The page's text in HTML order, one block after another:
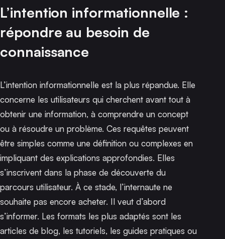
L’intention informationnelle :
répondre au besoin de
connaissance
L’intention informationnelle est la plus répandue. Elle
concerne les utilisateurs qui cherchent avant tout à
obtenir une information, à comprendre un concept
ou à résoudre un problème. Ces requêtes peuvent
être simples comme une définition ou complexes en
impliquant des explications approfondies. Elles
s’inscrivent dans la phase de découverte du
parcours utilisateur. À ce stade, l’internaute ne
souhaite pas encore acheter. Il veut d’abord
s’informer. Les formats les plus adaptés sont les
articles de blog, les tutoriels, les guides pratiques ou